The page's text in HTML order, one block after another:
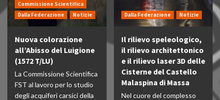
Commissione Scientifica
Dalla Federazione
Notizie
Nuova colorazione
all’Abisso del Luigione
(1572 T/LU)
La Commissione Scientifica
FST al lavoro per lo studio
degli acquiferi carsici della
Dalla Federazione Notizie
Il rilievo speleologico,
il rilievo architettonico
e il rilievo laser 3D delle
Cisterne del Castello
Malaspina di Massa
Nel cuore del complesso